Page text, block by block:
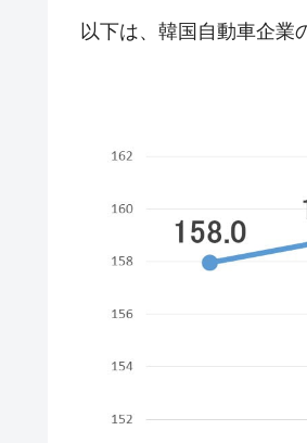
Fact1 全て勝つといくら？
発表から2日で大崩
Fact1
甲子園通算本塁打
セレクトセールの
以下は、韓国自動車企業